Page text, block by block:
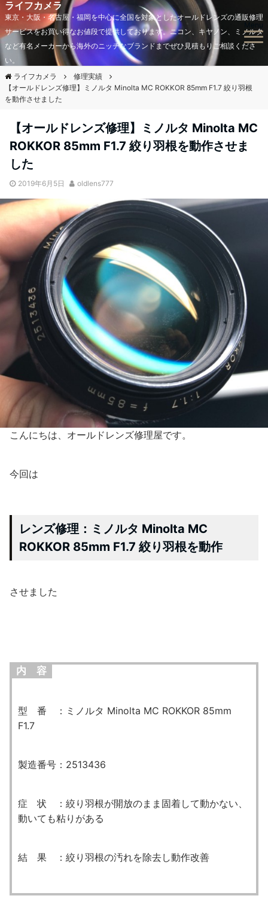
ライフカメラ
東京・大阪・名古屋・福岡を中心に全国を対象としたオールドレンズの通販修理
サービスをお買い得なお値段で提供しております。ニコン、キヤノン、ミノルタ
など有名メーカーから海外のニッチなブランドまでぜひ見積もりご相談くださ
い。
ライフカメラ
修理実績
【オールドレンズ修理】ミノルタ Minolta MC ROKKOR 85mm F1.7 絞り羽根
を動作させました
【オールドレンズ修理】ミノルタ Minolta MC
ROKKOR 85mm F1.7 絞り羽根を動作させま
した
2019年6月5日 oldlens777
こんにちは、オールドレンズ修理屋です。
今回は
レンズ修理：ミノルタ Minolta MC
ROKKOR 85mm F1.7 絞り羽根を動作
させました
内 容
型 番 ：ミノルタ Minolta MC ROKKOR 85mm
F1.7
製造番号： 2513436
症 状 ：絞り羽根が開放のまま固着して動かない、
動いても粘りがある
結 果 ：絞り羽根の汚れを除去し動作改善